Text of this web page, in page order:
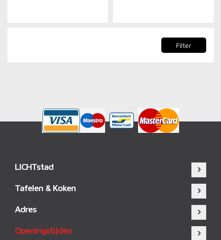
Filter
LICHTstad
Tafelen & Koken
Adres
Openingstijden